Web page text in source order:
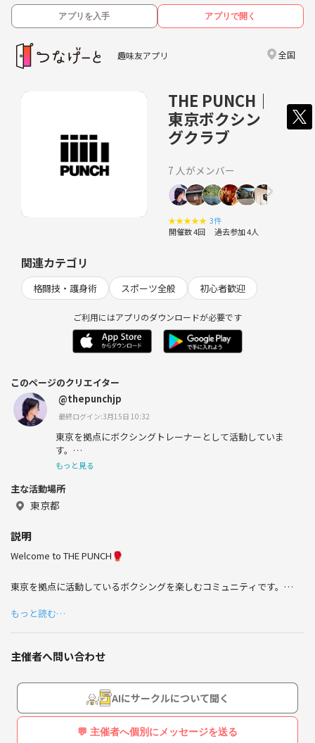
アプリを入手 アプリで開く
趣味友アプリ 全国
THE PUNCH｜
東京ボクシン
グクラブ
7 人がメンバー
★★★★★ 3件
開催数 4回 過去参加 4人
関連カテゴリ
格闘技・護身術 スポーツ全般 初心者歓迎
ご利用にはアプリのダウンロードが必要です
このページのクリエイター
@thepunchjp
最終ログイン:3月15日 10:32
東京を拠点にボクシングトレーナーとして活動していま
す。
ィを運営しており、性別・人種問わずボクシングを通じて
より良いライフスタイルを送れるようサポートしていま
もっと見る
主な活動場所
東京都
説明
Welcome to THE PUNCH🥊
東京を拠点に活動しているボクシングを楽しむコミュニティです。
メンバーのほとんどが未経験、初心者で構成されており、性別や国籍を
問わず、誰でも気軽に参加できる場を提供しています。
インストラクターは空手の試合で優勝経験を持ち、プロ選手の指導も手
掛けており、丁寧かつ楽しいトレーニングを提供。
少人数制クラスで一人ひとりに合わせたサポートを行い、全員が楽しめ
るコミュニティを目指しています。
もっと読む…
主催者へ問い合わせ
AIにサークルについて聞く
💬 主催者へ個別にメッセージを送る